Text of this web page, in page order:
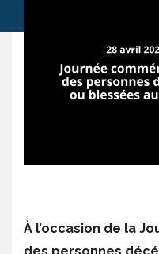
À l’occasion de la